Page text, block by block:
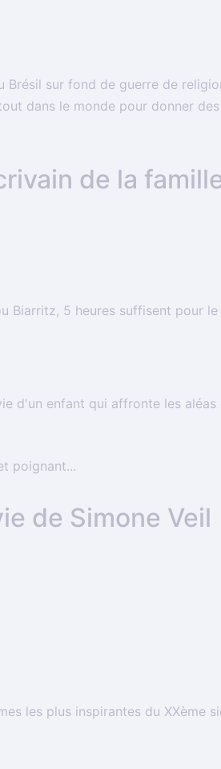
Brésil sur fond de guerre de
dans le monde pour donner
de la
Biarritz, 5 heures suffisent pour
d'un enfant qui affronte les aléas
poignant...
de Simone Veil
les plus inspirantes du XXème